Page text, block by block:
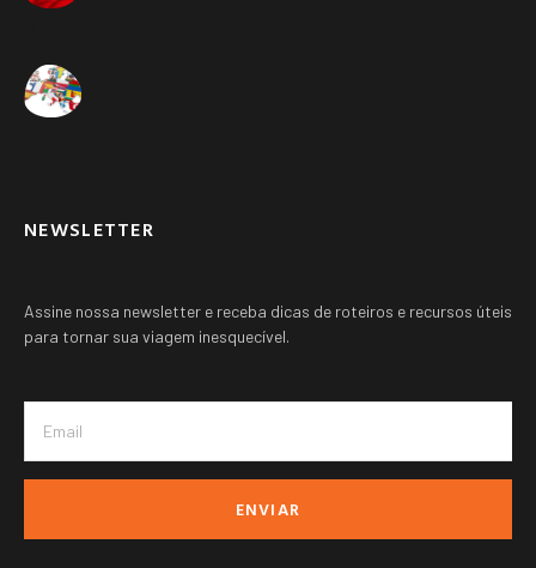
NEWSLETTER
Assine nossa newsletter e receba dicas de roteiros e recursos úteis
para tornar sua viagem inesquecível.
ENVIAR